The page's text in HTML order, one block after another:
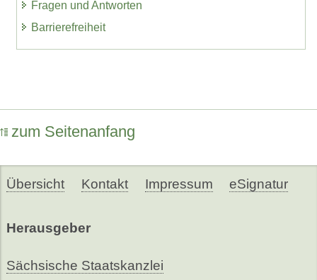
Fragen und Antworten
Barrierefreiheit
zum Seitenanfang
Übersicht Kontakt Impressum eSignatur
Herausgeber
Sächsische Staatskanzlei